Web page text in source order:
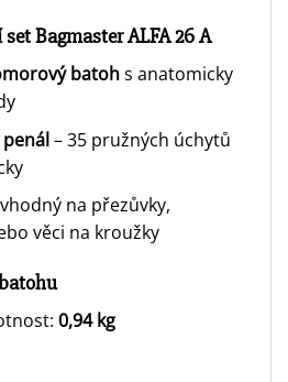
Bagmaster ALFA 26 A
batohs anatomicky
– 35 pružných úchytů
na přezůvky,
věci na kroužky
0,94 kg